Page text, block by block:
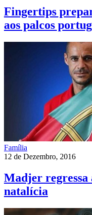
Fingertips
aos palcos
Família
12 de Dezembro, 2016
Madjer regressa
natalícia